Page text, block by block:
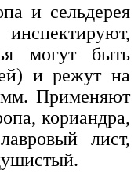
и сельдерея
могут быть
и режут на
Применяют
кориандра,
лист,